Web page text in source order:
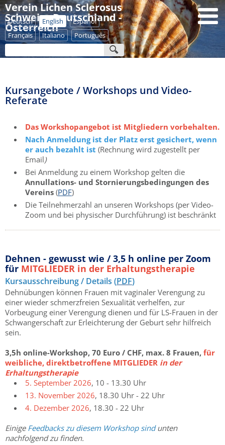
Verein Lichen Sclerosus
Schweiz - Deutschland -
Österreich
Deutsch English
Español
Français
Italiano Português
Kursangebote / Workshops und Video-
Referate
Das Workshopangebot ist Mitgliedern vorbehalten.
Nach Anmeldung ist der Platz erst gesichert, wenn
er auch bezahlt ist (Rechnung wird zugestellt per
Email)
Bei Anmeldung zu einem Workshop gelten die
Annullations- und Stornierungsbedingungen des
Vereins (PDF)
Die Teilnehmerzahl an unseren Workshops (per Video-
Zoom und bei physischer Durchführung) ist beschränkt
Dehnen - gewusst wie / 3,5 h online per Zoom
für MITGLIEDER in der Erhaltungstherapie
Kursausschreibung / Details (PDF)
Dehnübungen können Frauen mit vaginaler Verengung zu
einer wieder schmerzfreien Sexualität verhelfen, zur
Vorbeugung einer Verengung dienen und für LS-Frauen in der
Schwangerschaft zur Erleichterung der Geburt sehr hilfreich
sein.
3,5h online-Workshop, 70 Euro / CHF, max. 8 Frauen, für
weibliche, direktbetroffene MITGLIEDER in der
Erhaltungstherapie
5. September 2026, 10 - 13.30 Uhr
13. November 2026, 18.30 Uhr - 22 Uhr
4. Dezember 2026, 18.30 - 22 Uhr
Einige Feedbacks zu diesem Workshop sindunten
nachfolgend zu finden.